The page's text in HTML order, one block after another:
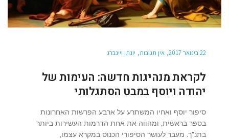
22 בינואר 2017 אין תגובות יונתן ויינברג
לקראת מנהיגות חדשה: העימות של
יהודה ויוסף במבט הסתגלותי
סיפור יוסף ואחיו המשתרע על ארבע הפרשות האחרונות
בספר בראשית, ומהווה את אחת הדרמות העשירות ביותר
בתנ"ך. מעבר לעושר הסיפורי הכנוס במקרא עצמו,